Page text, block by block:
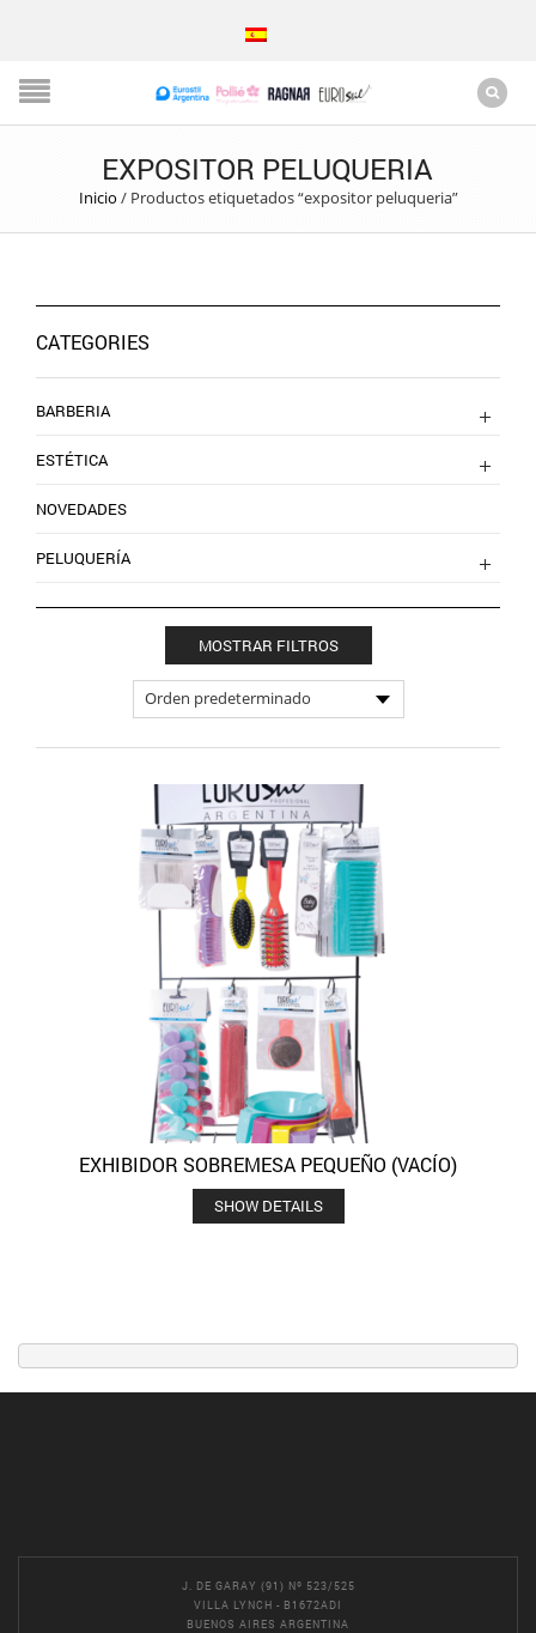
EXPOSITOR PELUQUERIA
Inicio/ Productos etiquetados “expositor peluqueria”
MOSTRAR FILTROS
EXHIBIDOR SOBREMESA PEQUEÑO (VACÍO)
SHOW DETAILS
CATEGORIES
BARBERIA
ESTÉTICA
NOVEDADES
PELUQUERÍA
J. DE GARAY (91) Nº 523/525
VILLA LYNCH - B1672ADI
BUENOS AIRES ARGENTINA